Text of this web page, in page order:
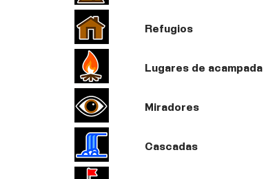
Refugios
Lugares de acampada
Miradores
Cascadas